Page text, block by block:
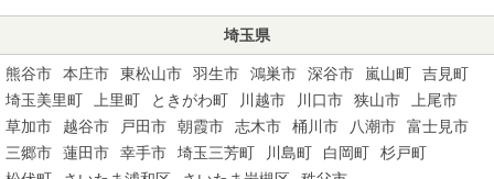
埼玉県
熊谷市 本庄市 東松山市 羽生市 鴻巣市 深谷市 嵐山町
吉見町
埼玉美里町
上里町 ときがわ町 川越市 川口市 狭山市
上尾市
草加市
越谷市 戸田市 朝霞市 志木市 桶川市 八潮市
富士見市
三郷市
蓮田市 幸手市 埼玉三芳町 川島町 白岡町
杉戸町